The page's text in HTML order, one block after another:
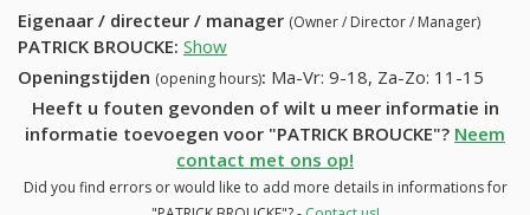
Eigenaar / directeur / manager (Owner / Director / Manager)
PATRICK BROUCKE: Show
Openingstijden (opening hours): Ma-Vr: 9-18, Za-Zo: 11-15
Heeft u fouten gevonden of wilt u meer informatie in
informatie toevoegen voor "PATRICK BROUCKE"? Neem
contact met ons op!
Did you find errors or would like to add more details in informations for